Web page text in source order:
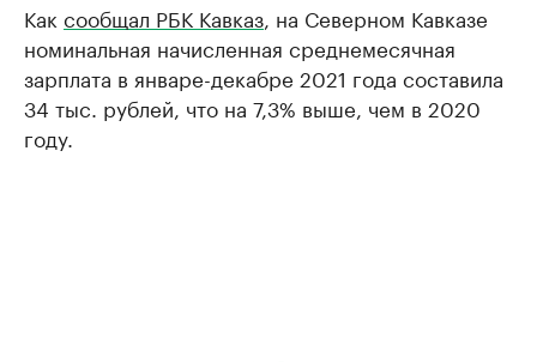
Как сообщал РБК Кавказ, на Северном Кавказе
номинальная начисленная среднемесячная
зарплата в январе-декабре 2021 года составила
34 тыс. рублей, что на 7,3% выше, чем в 2020
году.